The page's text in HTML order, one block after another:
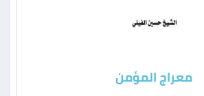
معراج المؤمن